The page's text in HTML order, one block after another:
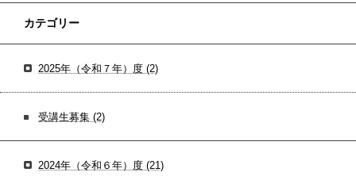
カテゴリー
2025年（令和７年）度 (2)
受講生募集 (2)
2024年（令和６年）度 (21)